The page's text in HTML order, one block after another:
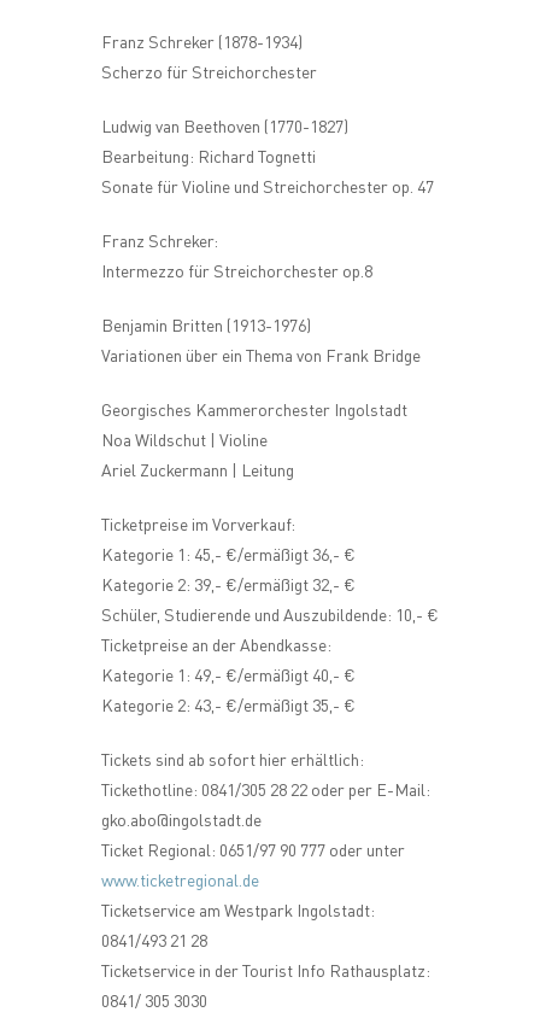
Franz Schreker (1878-1934)
Scherzo für Streichorchester
Ludwig van Beethoven (1770-1827)
Bearbeitung: Richard Tognetti
Sonate für Violine und Streichorchester op. 47
Franz Schreker:
Intermezzo für Streichorchester op.8
Benjamin Britten (1913-1976)
Variationen über ein Thema von Frank Bridge
Georgisches Kammerorchester Ingolstadt
Noa Wildschut | Violine
Ariel Zuckermann | Leitung
Ticketpreise im Vorverkauf:
Kategorie 1: 45,- €/ermäßigt 36,- €
Kategorie 2: 39,- €/ermäßigt 32,- €
Schüler, Studierende und Auszubildende: 10,- €
Ticketpreise an der Abendkasse:
Kategorie 1: 49,- €/ermäßigt 40,- €
Kategorie 2: 43,- €/ermäßigt 35,- €
Tickets sind ab sofort hier erhältlich:
Tickethotline: 0841/305 28 22 oder per E-Mail:
gko.abo@ingolstadt.de
Ticket Regional: 0651/97 90 777 oder unter
www.ticketregional.de
Ticketservice am Westpark Ingolstadt:
0841/493 21 28
Ticketservice in der Tourist Info Rathausplatz:
0841/ 305 3030